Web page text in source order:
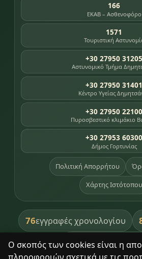
Ο σκοπός των cookies είναι η
166
ΕΚΑΒ – Ασθενοφόρο
1571
Τουριστική
+30 27950 31205
Αστυνομικό Τμήμα
+30 27950 31401
Κέντρο Υγείας
+30 27950 22100
Πυροσβεστικό κλιμάκιο
+30 27953 60300
Δήμος Γορτυνίας
Πολιτική Απορρήτου
Χάρτης Ιστότοπου
76εγγραφές χρονολογίου
391βιβλία